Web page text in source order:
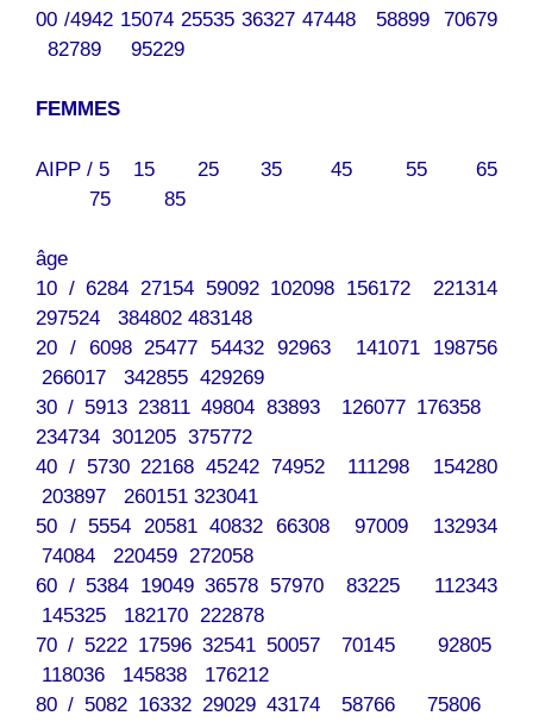
00 /4942 15074 25535 36327 47448 58899 70679
82789 95229
FEMMES
AIPP / 5 15 25 35 45 55 65
75 85
âge
10 / 6284 27154 59092 102098 156172 221314
297524 384802 483148
20 / 6098 25477 54432 92963 141071 198756
266017 342855 429269
30 / 5913 23811 49804 83893 126077 176358
234734 301205 375772
40 / 5730 22168 45242 74952 111298 154280
203897 260151 323041
50 / 5554 20581 40832 66308 97009 132934
74084 220459 272058
60 / 5384 19049 36578 57970 83225 112343
145325 182170 222878
70 / 5222 17596 32541 50057 70145 92805
118036 145838 176212
80 / 5082 16332 29029 43174 58766 75806